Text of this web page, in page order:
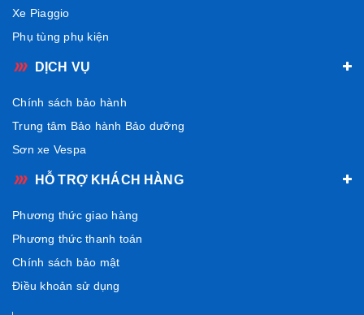
Xe Piaggio
Phụ tùng phụ kiện
DỊCH VỤ
Chính sách bảo hành
Trung tâm Bảo hành Bảo dưỡng
Sơn xe Vespa
HỖ TRỢ KHÁCH HÀNG
Phương thức giao hàng
Phương thức thanh toán
Chính sách bảo mật
Điều khoản sử dụng